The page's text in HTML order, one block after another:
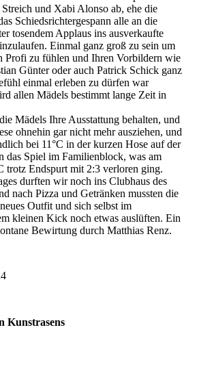
und Xabi Alonso ab, ehe die
Schiedsrichtergespann alle an die
tosendem Applaus ins ausverkaufte
Einmal ganz groß zu sein um
Profi zu fühlen und Ihren Vorbildern wie
Günter oder auch Patrick Schick ganz
einmal erleben zu dürfen war
allen Mädels bestimmt lange Zeit in
Mädels Ihre Ausstattung behalten, und
ohnehin gar nicht mehr ausziehen, und
bei 11°C in der kurzen Hose auf der
das Spiel im Familienblock, was am
trotz Endspurt mit 2:3 verloren ging.
durften wir noch ins Clubhaus des
nach Pizza und Getränken mussten die
Outfit und sich selbst im
kleinen Kick noch etwas auslüften. Ein
Bewirtung durch Matthias Renz.
Kunstrasens